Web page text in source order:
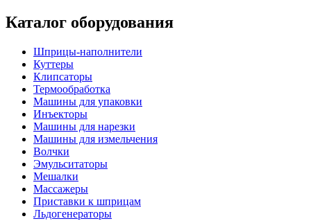
Каталог оборудования
Шприцы-наполнители
Куттеры
Клипсаторы
Термообработка
Машины для упаковки
Инъекторы
Машины для нарезки
Машины для измельчения
Волчки
Эмульситаторы
Мешалки
Массажеры
Приставки к шприцам
Льдогенераторы